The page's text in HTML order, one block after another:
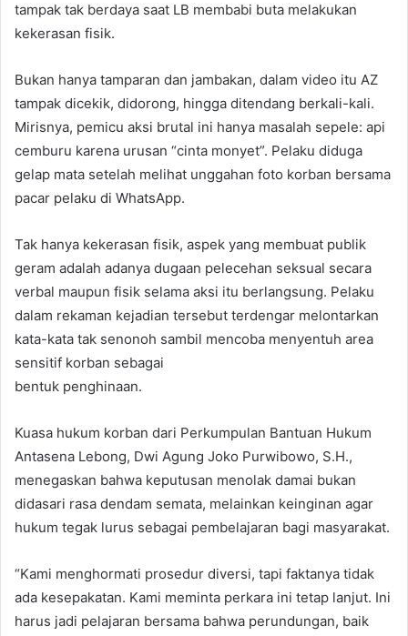
tampak tak berdaya saat LB membabi buta melakukan
kekerasan fisik.
Bukan hanya tamparan dan jambakan, dalam video itu AZ
tampak dicekik, didorong, hingga ditendang berkali-kali.
Mirisnya, pemicu aksi brutal ini hanya masalah sepele: api
cemburu karena urusan “cinta monyet”. Pelaku diduga
gelap mata setelah melihat unggahan foto korban bersama
pacar pelaku di WhatsApp.
Tak hanya kekerasan fisik, aspek yang membuat publik
geram adalah adanya dugaan pelecehan seksual secara
verbal maupun fisik selama aksi itu berlangsung. Pelaku
dalam rekaman kejadian tersebut terdengar melontarkan
kata-kata tak senonoh sambil mencoba menyentuh area
sensitif korban sebagai
bentuk penghinaan.
Kuasa hukum korban dari Perkumpulan Bantuan Hukum
Antasena Lebong, Dwi Agung Joko Purwibowo, S.H.,
menegaskan bahwa keputusan menolak damai bukan
didasari rasa dendam semata, melainkan keinginan agar
hukum tegak lurus sebagai pembelajaran bagi masyarakat.
“Kami menghormati prosedur diversi, tapi faktanya tidak
ada kesepakatan. Kami meminta perkara ini tetap lanjut. Ini
harus jadi pelajaran bersama bahwa perundungan, baik